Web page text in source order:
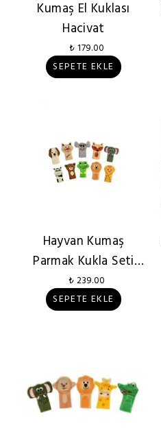
Kumaş El Kuklası
Hacivat
₺ 179.00
SEPETE EKLE
Hayvan Kumaş
Parmak Kukla Seti
10'lu
₺ 239.00
SEPETE EKLE